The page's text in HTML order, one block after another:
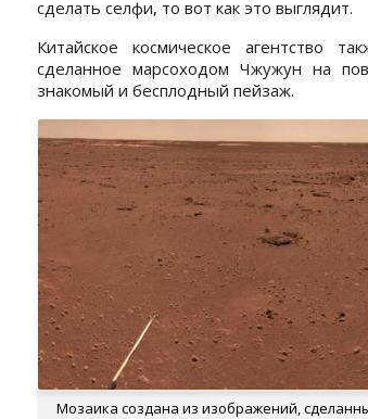
сделать селфи, то вот как это выглядит.
Китайское космическое агентство
сделанное марсоходом Чжужун на
знакомый и бесплодный пейзаж.
Мозаика создана из изображений,